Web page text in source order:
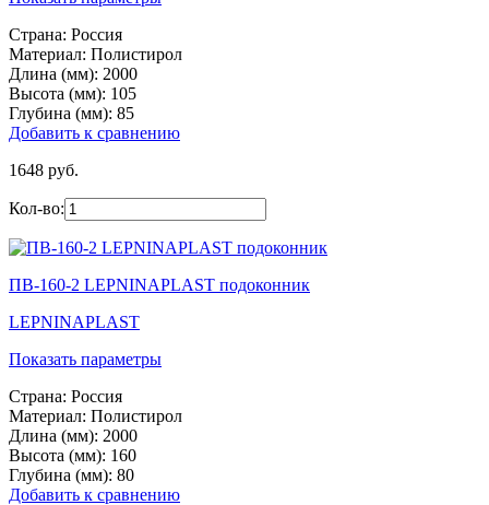
Страна: Россия
Материал: Полистирол
Длина (мм): 2000
Высота (мм): 105
Глубина (мм): 85
Добавить к сравнению
1648 руб.
Кол-во:
ПВ-160-2 LEPNINAPLAST подоконник
LEPNINAPLAST
Показать параметры
Страна: Россия
Материал: Полистирол
Длина (мм): 2000
Высота (мм): 160
Глубина (мм): 80
Добавить к сравнению